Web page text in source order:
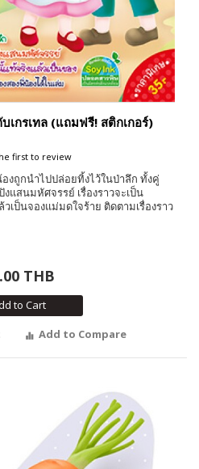
เกรเทล (แถมฟรี! สติกเกอร์)
first to review
งถูกนำไปปล่อยทิ้งไว้ในป่าลึก ทั้งคู่
สนมหัศจรรย์ เรื่องราวจะเป็น
เป็นจองแม่มดใจร้าย ติดตามเรื่องราว
THB
to Cart
Add to Compare